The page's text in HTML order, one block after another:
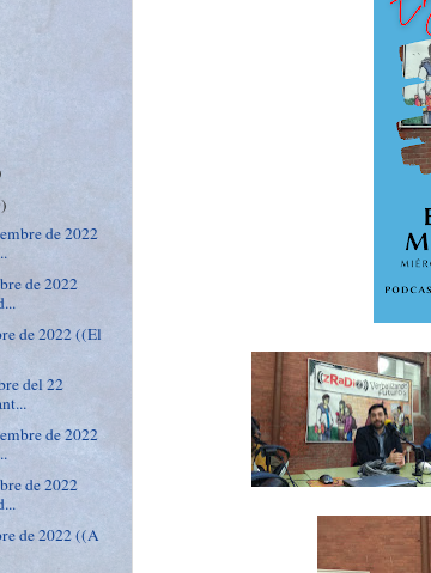
de 2022
de 2022
de 2022 ((El
del 22
de 2022
de 2022
de 2022 ((A